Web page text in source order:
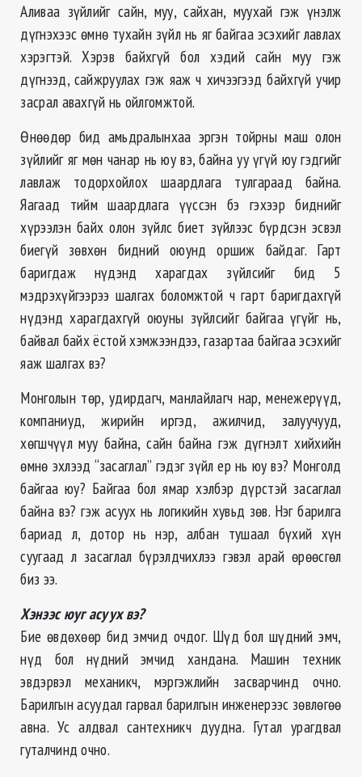
Аливаа зүйлийг сайн, муу, сайхан, муухай гэж үнэлж
дүгнэхээс өмнө тухайн зүйл нь яг байгаа эсэхийг лавлах
хэрэгтэй. Хэрэв байхгүй бол хэдий сайн муу гэж
дүгнээд, сайжруулах гэж яаж ч хичээгээд байхгүй учир
засрал авахгүй нь ойлгомжтой.
Өнөөдөр бид амьдралынхаа эргэн тойрны маш олон
зүйлийг яг мөн чанар нь юу вэ, байна уу үгүй юу гэдгийг
лавлаж тодорхойлох шаардлага тулгараад байна.
Яагаад тийм шаардлага үүссэн бэ гэхээр биднийг
хүрээлэн байх олон зүйлс биет зүйлээс бүрдсэн эсвэл
биегүй зөвхөн бидний оюунд оршиж байдаг. Гарт
баригдаж нүдэнд харагдах зүйлсийг бид 5
мэдрэхүйгээрээ шалгах боломжтой ч гарт баригдахгүй
нүдэнд харагдахгүй оюуны зүйлсийг байгаа үгүйг нь,
байвал байх ёстой хэмжээндээ, газартаа байгаа эсэхийг
яаж шалгах вэ?
Монголын төр, удирдагч, манлайлагч нар, менежерүүд,
компаниуд, жирийн иргэд, ажилчид, залуучууд,
хөгшчүүл муу байна, сайн байна гэж дүгнэлт хийхийн
өмнө эхлээд “засаглал” гэдэг зүйл ер нь юу вэ? Монголд
байгаа юу? Байгаа бол ямар хэлбэр дүрстэй засаглал
байна вэ? гэж асуух нь логикийн хувьд зөв. Нэг барилга
бариад л, дотор нь нэр, албан тушаал бүхий хүн
суугаад л засаглал бүрэлдчихлээ гэвэл арай өрөөсгөл
биз ээ.
Хэнээс юуг асуух вэ?
Бие өвдөхөөр бид эмчид очдог. Шүд бол шүдний эмч,
нүд бол нүдний эмчид хандана. Машин техник
эвдэрвэл механикч, мэргэжлийн засварчинд очно.
Барилгын асуудал гарвал барилгын инженерээс зөвлөгөө
авна. Ус алдвал сантехникч дуудна. Гутал урагдвал
гуталчинд очно.